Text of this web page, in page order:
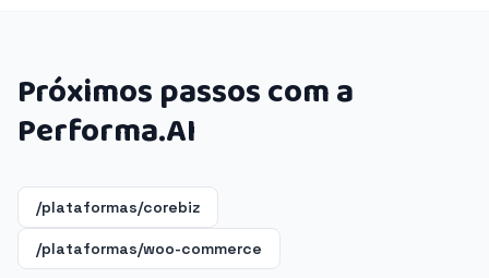
Próximos passos com a
Performa.AI
/plataformas/corebiz
/plataformas/woo-commerce